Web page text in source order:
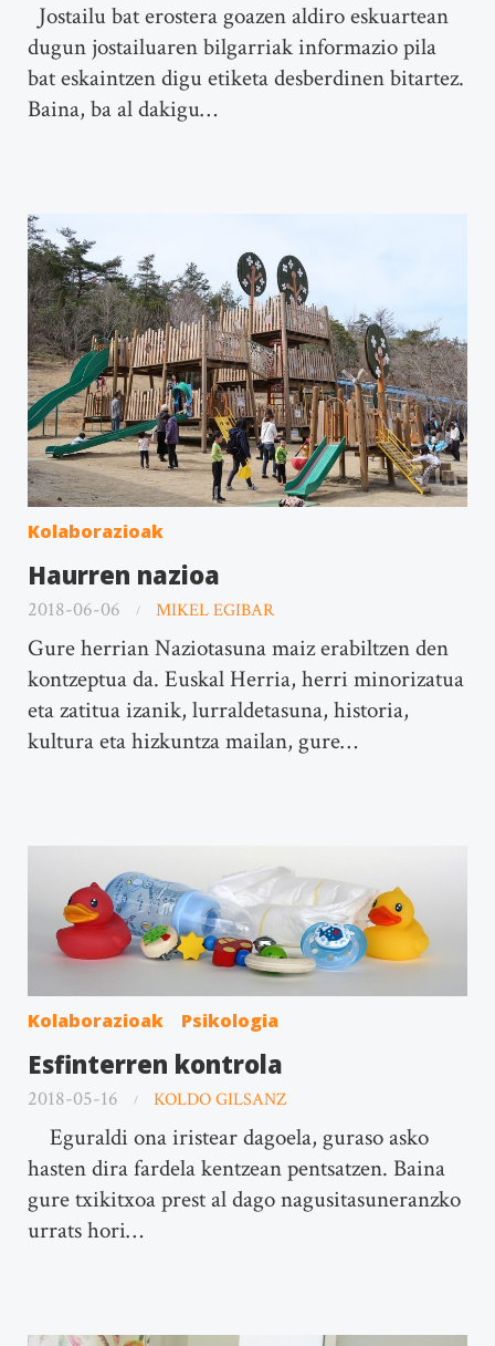
Jostailu bat erostera goazen aldiro eskuartean
dugun jostailuaren bilgarriak informazio pila
bat eskaintzen digu etiketa desberdinen bitartez.
Baina, ba al dakigu…
Kolaborazioak
Haurren nazioa
2018-06-06 MIKEL EGIBAR
Gure herrian Naziotasuna maiz erabiltzen den
kontzeptua da. Euskal Herria, herri minorizatua
eta zatitua izanik, lurraldetasuna, historia,
kultura eta hizkuntza mailan, gure…
Kolaborazioak Psikologia
Esfinterren kontrola
2018-05-16 KOLDO GILSANZ
Eguraldi ona iristear dagoela, guraso asko
hasten dira fardela kentzean pentsatzen. Baina
gure txikitxoa prest al dago nagusitasuneranzko
urrats hori…